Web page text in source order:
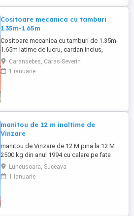
Cositoare mecanica cu tamburi
1.35m-1.65m
Cositoare mecanica cu tamburi de 1.35m-
1.65m latime de lucru, cardan inclus,
prelata, cheie de cutite Transport in toate
judetele
Caransebes, Caras-Severin
1 ianuarie
manitou de 12 m inaltime de
Vinzare
manitou de Vinzare de 12 M pina la 12 M
2500 kg din anul 1994 cu calare pe fata
greutate lui 9500 kg utilajul este in
Luncusoara Jud Suceava in stare buna de
Functionare se vinde doar cu Furci pt
Luncusoara, Suceava
1 ianuarie